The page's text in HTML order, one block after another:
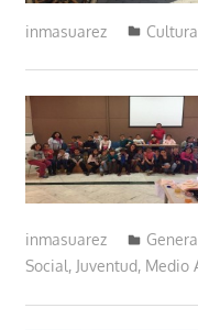
inmasuarez
inmasuarez
Social, Juventud, Medio